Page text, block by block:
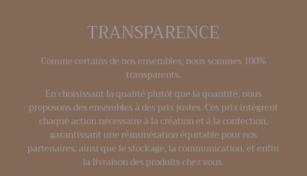
TRANSPARENCE
Comme certains de nos ensembles, nous sommes 100%
transparents.
En choisissant la qualité plutôt que la quantité, nous
proposons des ensembles à des prix justes. Ces prix intègrent
chaque action nécessaire à la création et à la confection,
garantissant une rémunération équitable pour nos
partenaires, ainsi que le stockage, la communication, et enfin
la livraison des produits chez vous.